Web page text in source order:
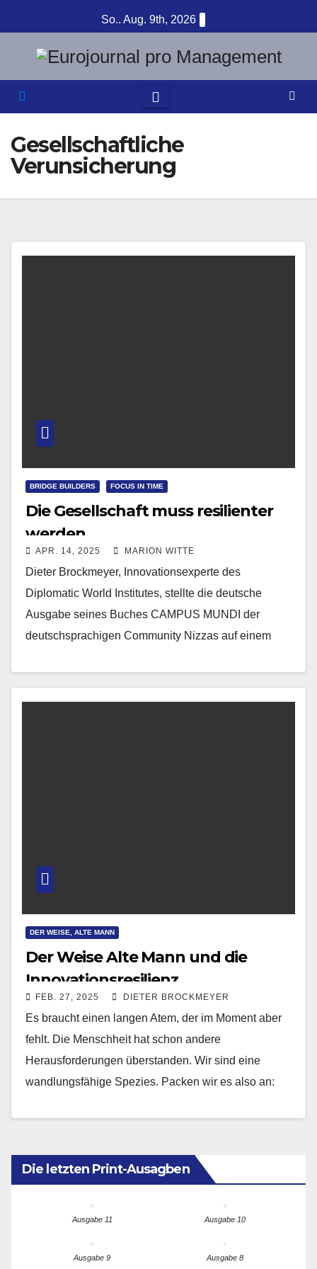
Inhalt
springen
So.. Aug. 9th, 2026
Gesellschaftliche
Verunsicherung
BRIDGE BUILDERS FOCUS IN TIME
Die Gesellschaft muss resilienter
werden
APR. 14, 2025 MARION WITTE
Dieter Brockmeyer, Innovationsexperte des
Diplomatic World Institutes, stellte die deutsche
Ausgabe seines Buches CAMPUS MUNDI der
deutschsprachigen Community Nizzas auf einem
DER WEISE, ALTE MANN
Der Weise Alte Mann und die
Innovationsresilienz
FEB. 27, 2025 DIETER BROCKMEYER
Es braucht einen langen Atem, der im Moment aber
fehlt. Die Menschheit hat schon andere
Herausforderungen überstanden. Wir sind eine
wandlungsfähige Spezies. Packen wir es also an:
Die letzten Print-Ausagben
Ausgabe 11 Ausgabe 10
Ausgabe 9 Ausgabe 8